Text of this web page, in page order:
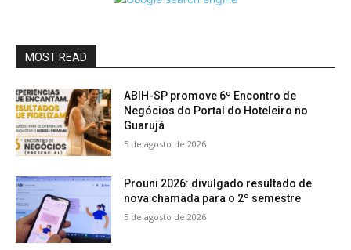
MOST READ
ABIH-SP promove 6º Encontro de
Negócios do Portal do Hoteleiro no
Guarujá
5 de agosto de 2026
Prouni 2026: divulgado resultado de
nova chamada para o 2º semestre
5 de agosto de 2026